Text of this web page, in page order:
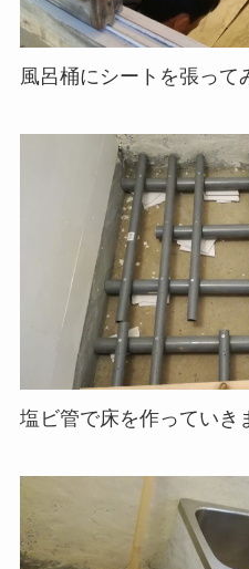
風呂桶にシートを張って
塩ビ管で床を作っていき